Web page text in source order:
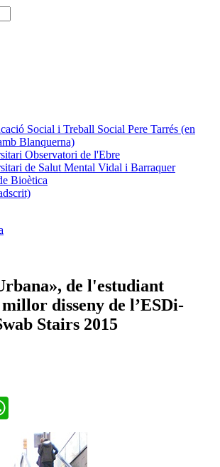
Social i Treball Social Pere Tarrés (en
Blanquerna)
Observatori de l'Ebre
de Salut Mental Vidal i Barraquer
Bioètica
de l'estudiant
disseny de l’ESDi-
Stairs 2015